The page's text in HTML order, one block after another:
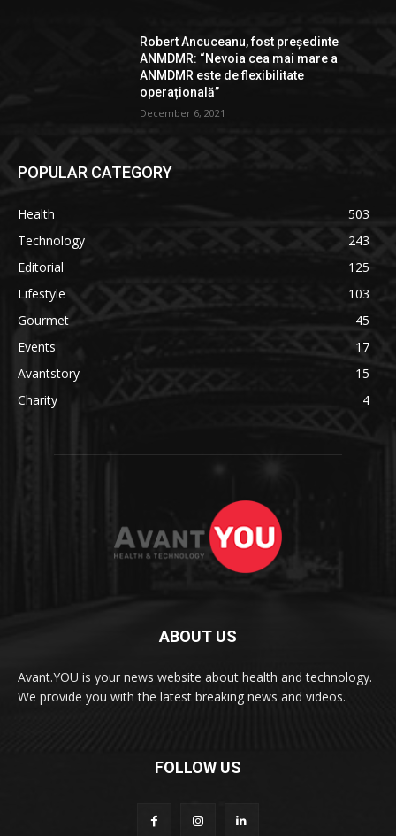
Robert Ancuceanu, fost președinte
ANMDMR: “Nevoia cea mai mare a
ANMDMR este de flexibilitate
operațională”
December 6, 2021
POPULAR CATEGORY
Health
503
Technology
243
Editorial
125
Lifestyle
103
Gourmet
45
Events
17
Avantstory
15
Charity
4
ABOUT US
Avant.YOU is your news website about health and technology.
We provide you with the latest breaking news and videos.
FOLLOW US